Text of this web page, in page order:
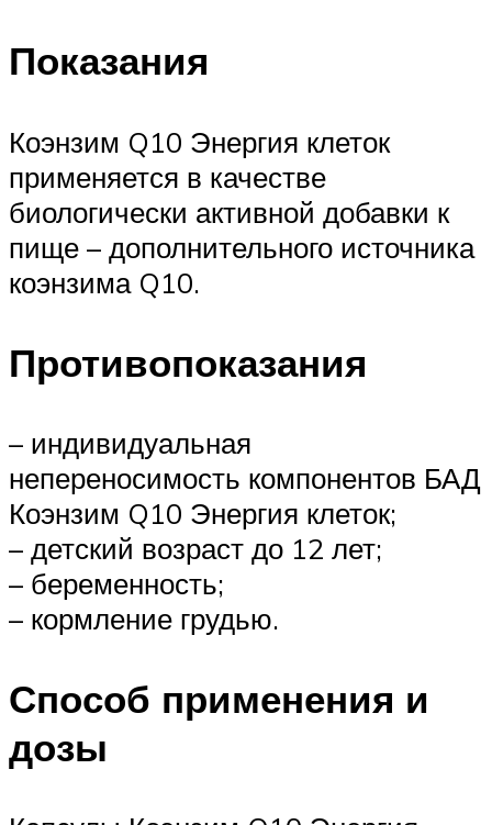
Показания
Коэнзим Q10 Энергия клеток
применяется в качестве
биологически активной добавки к
пище – дополнительного источника
коэнзима Q10.
Противопоказания
– индивидуальная
непереносимость компонентов БАД
Коэнзим Q10 Энергия клеток;
– детский возраст до 12 лет;
– беременность;
– кормление грудью.
Способ применения и
дозы